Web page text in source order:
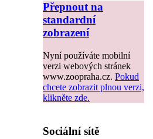
Přepnout na
standardní
zobrazení
Nyní používáte mobilní
verzi webových stránek
www.zoopraha.cz. Pokud
chcete zobrazit plnou verzi,
klikněte zde.
Sociální sítě